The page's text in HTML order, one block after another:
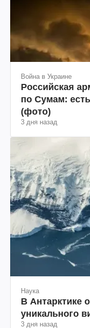
Война в Украине
Российская
по Сумам:
(фото)
3 дня назад
Наука
В Антарктике
уникального
3 дня назад